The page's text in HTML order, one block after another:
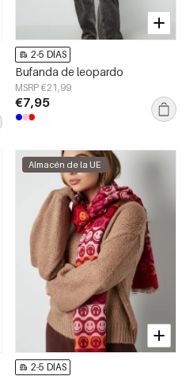
2-5 DÍAS
Bufanda de leopardo
MSRP €21,99
€7,95
Almacén de la UE
2-5 DÍAS